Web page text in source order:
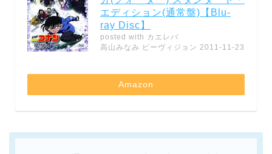
エディション(通常盤)【Blu-
ray Disc】
posted with カエレバ
高山みなみ ビーヴィジョン 2011-11-23
Amazon